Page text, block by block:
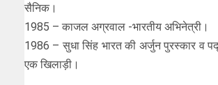
सैनिक।
1985 – काजल अग्रवाल -भारतीय अभिनेत्री।
1986 – सुधा सिंह भारत की अर्जुन पुरस्कार व
एक खिलाड़ी।